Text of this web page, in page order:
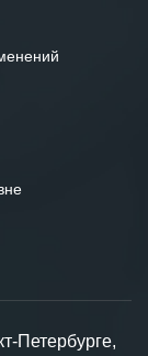
Петербурге,